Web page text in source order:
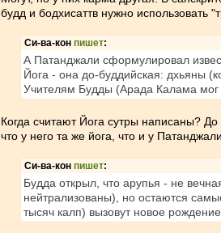
будд и бодхисаттв нужно использовать
Си-ва-кон пишет:
А Патанджали сформулировал
Йога - она до-буддийская: дхьяны
Учителям Будды (Арада Калама мог
Когда считают Йога сутры написаны?
что у него та же йога, что и у
Си-ва-кон пишет:
Будда открыл, что арупья - не
нейтрализованы), но остаются
тысяч калп) вызовут новое